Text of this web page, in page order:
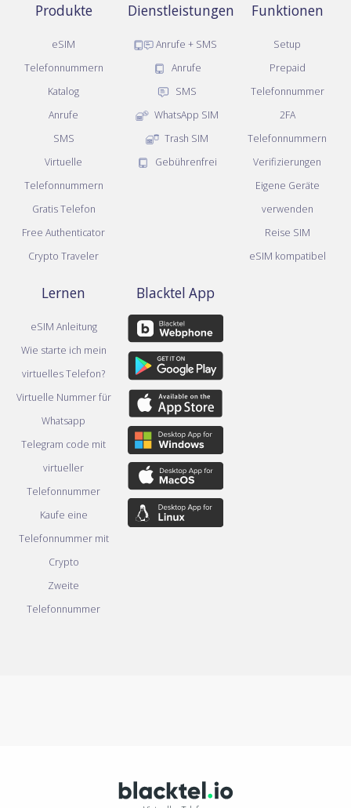
Produkte
eSIM
Telefonnummern
Katalog
Anrufe
SMS
Virtuelle
Telefonnummern
Gratis Telefon
Free Authenticator
Crypto Traveler
Dienstleistungen
Anrufe + SMS
Anrufe
SMS
WhatsApp SIM
Trash SIM
Gebührenfrei
Funktionen
Setup
Prepaid
Telefonnummer
2FA
Telefonnummern
Verifizierungen
Eigene Geräte
verwenden
Reise SIM
eSIM kompatibel
Lernen
eSIM Anleitung
Wie starte ich mein
virtuelles Telefon?
Virtuelle Nummer für
Whatsapp
Telegram code mit
virtueller
Telefonnummer
Kaufe eine
Telefonnummer mit
Crypto
Zweite
Telefonnummer
Blacktel App